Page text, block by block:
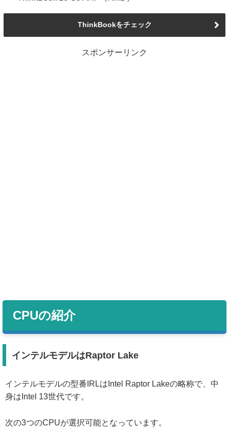
ThinkBookをチェック
スポンサーリンク
CPUの紹介
インテルモデルはRaptor Lake
インテルモデルの型番IRLはIntel Raptor Lakeの略称で、中
身はIntel 13世代です。
次の3つのCPUが選択可能となっています。